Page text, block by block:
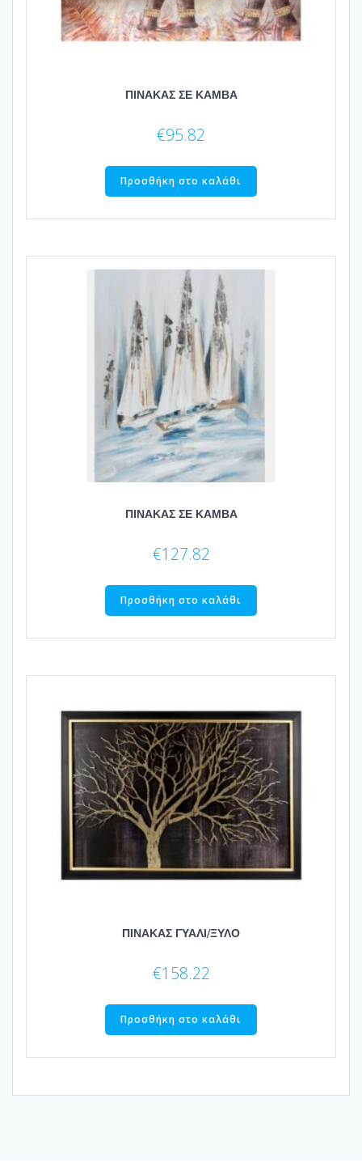
ΠΙΝΑΚΑΣ ΣΕ ΚΑΜΒΑ
€95.82
Προσθήκη στο καλάθι
ΠΙΝΑΚΑΣ ΣΕ ΚΑΜΒΑ
€127.82
Προσθήκη στο καλάθι
ΠΙΝΑΚΑΣ ΓΥΑΛΙ/ΞΥΛΟ
€158.22
Προσθήκη στο καλάθι